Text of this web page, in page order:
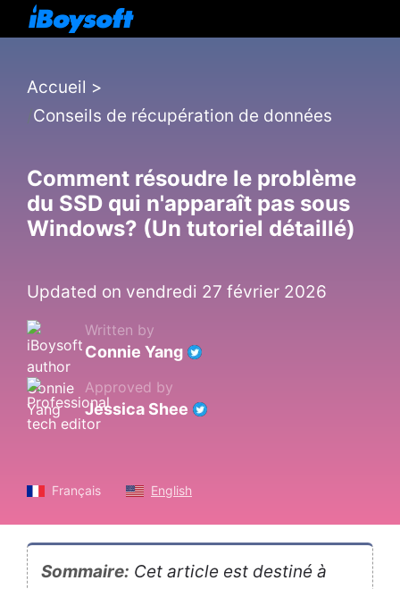
Accueil >
Conseils de récupération de données
Comment résoudre le problème
du SSD qui n'apparaît pas sous
Windows? (Un tutoriel détaillé)
Updated on vendredi 27 février 2026
Written by
Connie Yang
Approved by
Jessica Shee
Français English
Sommaire: Cet article est destiné à